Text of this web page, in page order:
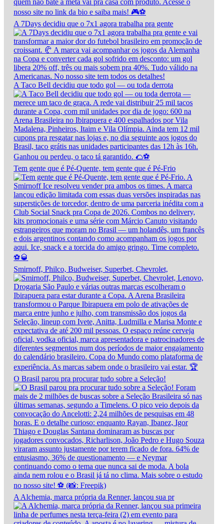
A 7Days decidiu que o 7x1 agora trabalha pra gente
A Taco Bell decidiu que todo gol — ou toda derrota
Tem gente que é Pé-Quente, tem gente que é Pé-Frio
Smirnoff, Philco, Budweiser, Superbet, Chevrolet,
O Brasil parou pra procurar tudo sobre a Seleção!
A Alchemia, marca própria da Renner, lançou sua pr